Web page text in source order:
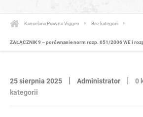
Kancelaria Prawna Viggen Bez kategorii
ZAŁĄCZNIK 9 – porównanie norm rozp. 651/2006 WE i
25 sierpnia 2025 | Administrator | 0
kategorii